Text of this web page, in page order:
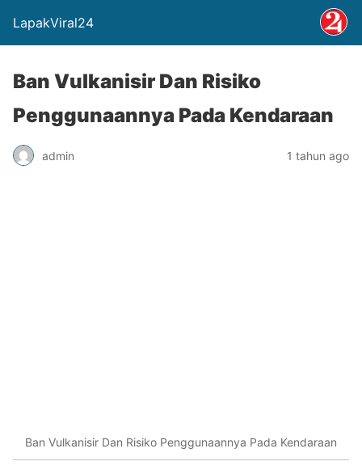
LapakViral24
Ban Vulkanisir Dan Risiko
Penggunaannya Pada Kendaraan
admin 1 tahun ago
Ban Vulkanisir Dan Risiko Penggunaannya Pada Kendaraan